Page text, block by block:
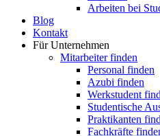
Arbeiten bei
Blog
Kontakt
Für Unternehmen
Mitarbeiter finden
Personal finden
Azubi finden
Werkstudent
Studentische
Praktikanten
Fachkräfte